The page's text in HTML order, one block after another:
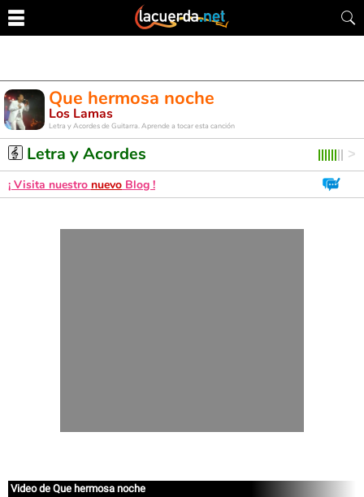
Que hermosa noche
Los Lamas
Letra y Acordes de Guitarra. Aprende a tocar esta canción
Letra y Acordes
¡ Visita nuestro nuevo Blog !
Video de Que hermosa noche